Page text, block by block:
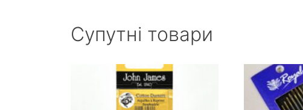
Супутні товари